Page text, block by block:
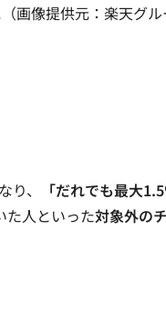
画像提供元：楽天グル
、
「だれでも最大
た人といった対象外の